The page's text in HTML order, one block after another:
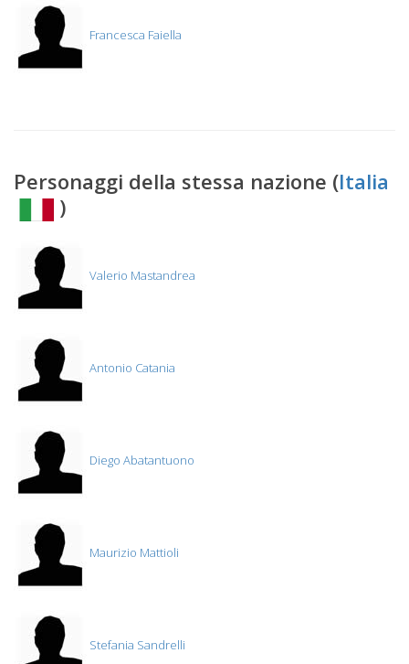
Francesca Faiella
Personaggi della stessa nazione (Italia
)
Valerio Mastandrea
Antonio Catania
Diego Abatantuono
Maurizio Mattioli
Stefania Sandrelli